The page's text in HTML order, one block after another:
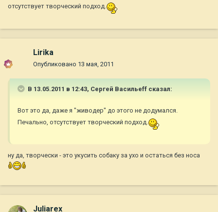
отсутствует творческий подход.
Lirika
Опубликовано 13 мая, 2011
В 13.05.2011 в 12:43, Сергей Васильеff сказал:
Вот это да, даже я "живодер" до этого не додумался.
Печально, отсутствует творческий подход.
ну да, творчески - это укусить собаку за ухо и остаться без носа
Juliarex